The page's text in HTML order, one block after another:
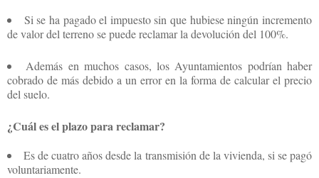
Si se ha pagado el impuesto sin que hubiese ningún incremento
de valor del terreno se puede reclamar la devolución del 100%.
Además en muchos casos, los Ayuntamientos podrían haber
cobrado de más debido a un error en la forma de calcular el precio
del suelo.
¿Cuál es el plazo para reclamar?
Es de cuatro años desde la transmisión de la vivienda, si se pagó
voluntariamente.